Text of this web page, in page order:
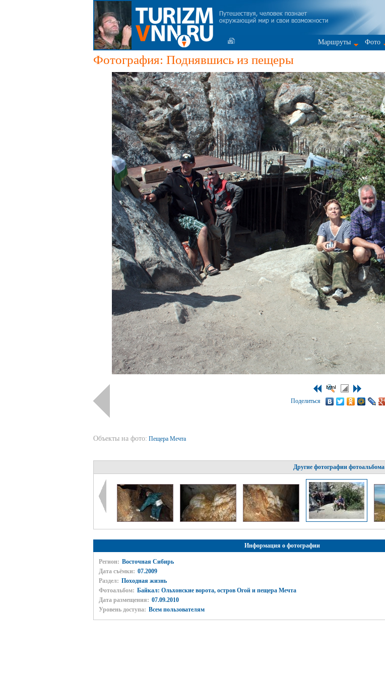
Маршруты Фото
Фотография: Поднявшись из пещеры
Поделиться
Объекты на фото: Пещера Мечта
Другие фотографии фотоальбома
Информация о фотографии
Регион: Восточная Сибирь
Дата съёмки: 07.2009
Раздел: Походная жизнь
Фотоальбом: Байкал: Ольхонские ворота, остров Огой и пещера Мечта
Дата размещения: 07.09.2010
Уровень доступа: Всем пользователям